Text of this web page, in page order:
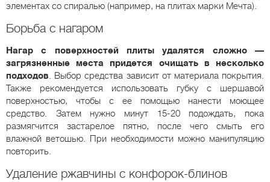
элементах со спиралью (например, на плитах марки Мечта).
Борьба с нагаром
Нагар с поверхностей плиты удалятся сложно —
загрязненные места придется очищать в несколько
подходов. Выбор средства зависит от материала покрытия.
Также рекомендуется использовать губку с шершавой
поверхностью, чтобы с ее помощью нанести моющее
средство. Затем нужно минут 15-20 подождать, пока
размягчится застарелое пятно, после чего смыть его
влажной ветошью. При необходимости можно манипуляцию
повторить.
Удаление ржавчины с конфорок-блинов